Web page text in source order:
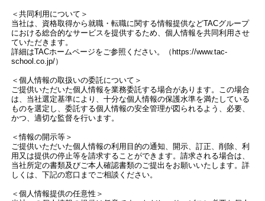
＜共同利用について＞
当社は、資格取得から就職・転職に関する情報提供などTACグループ
における総合的なサービスを提供するため、個人情報を共同利用させ
ていただきます。
詳細はTACホームページをご参照ください。（https://www.tac-
school.co.jp/）
＜個人情報の取扱いの委託について＞
ご提供いただいた個人情報を業務委託する場合があります。この場合
は、当社選定基準により、十分な個人情報の保護水準を満たしている
ものを選定し、委託する個人情報の安全管理が図られるよう、必要、
かつ、適切な監督を行います。
＜情報の開示等＞
ご提供いただいた個人情報の利用目的の通知、開示、訂正、削除、利
用又は提供の停止等を請求することができます。請求される場合は、
当社所定の書類及びご本人確認書類のご提出をお願いいたします。詳
しくは、下記の窓口までご相談ください。
＜個人情報提供の任意性＞